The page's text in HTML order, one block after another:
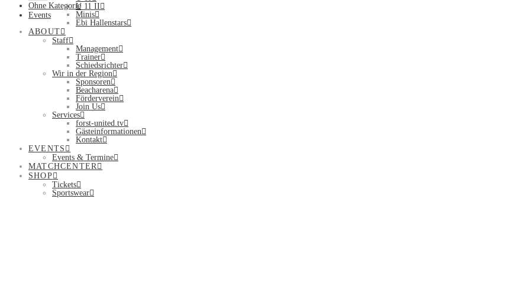
U 11 II
Minis
Ebi Hallenstars
ABOUT
Staff
Management
Trainer
Schiedsrichter
Wir in der Region
Sponsoren
Beacharena
Förderverein
Join Us
Services
forst-united.tv
Gästeinformationen
Kontakt
EVENTS
Events & Termine
MATCHCENTER
SHOP
Tickets
Sportswear
Ohne Kategorie
Events